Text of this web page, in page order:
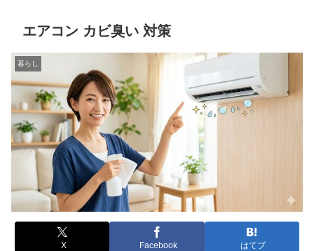
エアコン カビ臭い 対策
暮らし
X Facebook はてブ